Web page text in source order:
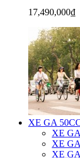
17,490,000₫
XE GA
XE
XE
XE